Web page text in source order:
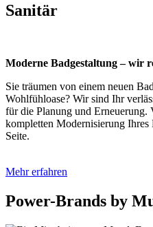
Sanitär
Moderne Badgestaltung – wir
Sie träumen von einem neuen
Wohlfühloase? Wir sind Ihr
für die Planung und Erneuerung.
kompletten Modernisierung
Seite.
Mehr erfahren
Power-Brands by